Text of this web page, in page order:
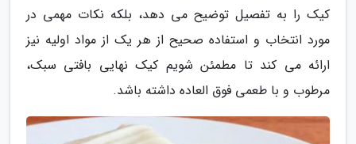
کیک را به تفصیل توضیح می دهد، بلکه نکات مهمی در
مورد انتخاب و استفاده صحیح از هر یک از مواد اولیه نیز
ارائه می کند تا مطمئن شویم کیک نهایی بافتی سبک،
مرطوب و با طعمی فوق العاده داشته باشد.